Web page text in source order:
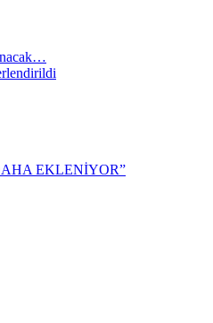
EKLENİYOR”